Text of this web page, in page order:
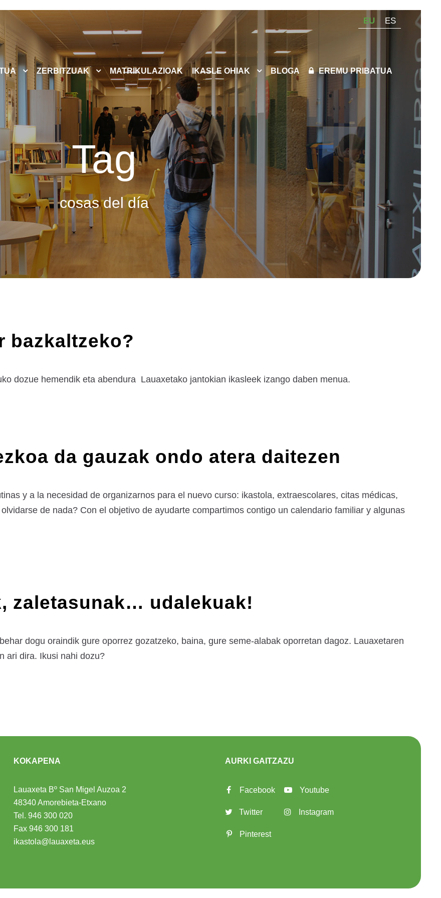
EU ES
ZERBITZUAK MATRIKULAZIOAK IKASLE OHIAK BLOGA EREMU PRIBATUA
Tag
cosas del día
bazkaltzeko?
dozue hemendik eta abendura Lauaxetako jantokian ikasleek izango daben menua.
da gauzak ondo atera daitezen
y a la necesidad de organizarnos para el nuevo curso: ikastola, extraescolares, citas médicas,
de nada? Con el objetivo de ayudarte compartimos contigo un calendario familiar y algunas
zaletasunak… udalekuak!
dogu oraindik gure oporrez gozatzeko, baina, gure seme-alabak oporretan dagoz. Lauaxetaren
ari dira. Ikusi nahi dozu?
KOKAPENA
Lauaxeta Bº San Migel Auzoa 2
48340 Amorebieta-Etxano
Tel.946 300 020
Fax 946 300 181
ikastola@lauaxeta.eus
AURKI GAITZAZU
Facebook
Twitter
Pinterest
Youtube
Instagram